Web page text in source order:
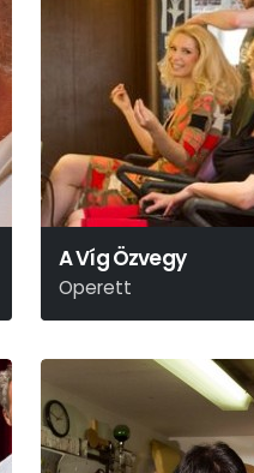
A Víg Özvegy
Operett
Lehár Ferenc